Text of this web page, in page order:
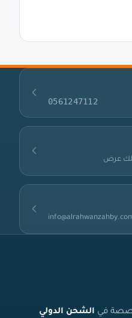
0561247112
عرض
في الشحن الدولي